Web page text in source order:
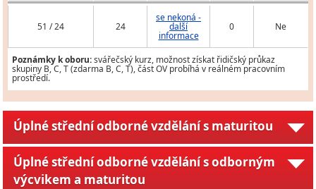
51 / 24 24
se nekoná -
další
informace
0 Ne
Poznámky k oboru:svářečský kurz, možnost získat řidičský průkaz
skupiny B, C, T (zdarma B, C, T), část OV probíhá v reálném pracovním
prostředí.
Úplné střední odborné vzdělání s maturitou
Úplné střední odborné vzdělání s odborným
výcvikem a maturitou